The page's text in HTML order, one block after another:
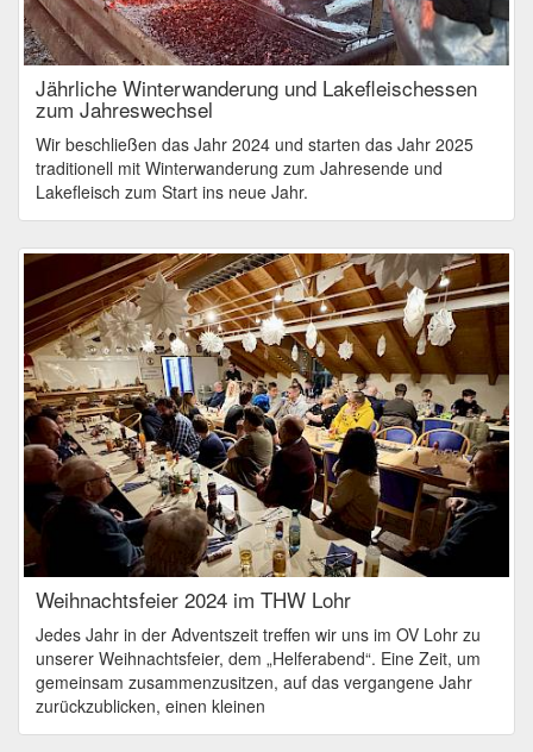
Jährliche Winterwanderung und Lakefleischessen
zum Jahreswechsel
Wir beschließen das Jahr 2024 und starten das Jahr 2025
traditionell mit Winterwanderung zum Jahresende und
Lakefleisch zum Start ins neue Jahr.
Weihnachtsfeier 2024 im THW Lohr
Jedes Jahr in der Adventszeit treffen wir uns im OV Lohr zu
unserer Weihnachtsfeier, dem „Helferabend“. Eine Zeit, um
gemeinsam zusammenzusitzen, auf das vergangene Jahr
zurückzublicken, einen kleinen